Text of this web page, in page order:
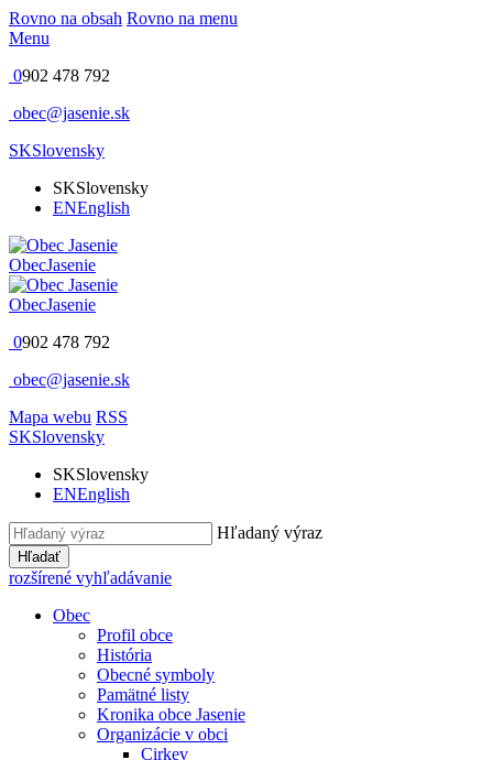
Rovno na obsah Rovno na menu
Menu
0902 478 792
obec@jasenie.sk
SKSlovensky
SKSlovensky
ENEnglish
ObecJasenie
ObecJasenie
0902 478 792
obec@jasenie.sk
Mapa webu RSS
SKSlovensky
SKSlovensky
ENEnglish
Hľadaný výraz
Hľadať
rozšírené vyhľadávanie
Obec
Profil obce
História
Obecné symboly
Pamätné listy
Kronika obce Jasenie
Organizácie v obci
Cirkev